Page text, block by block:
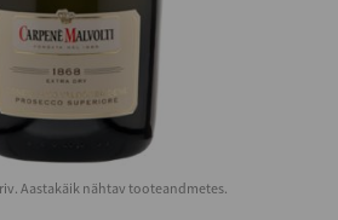
Aastakäik nähtav tooteandmetes.